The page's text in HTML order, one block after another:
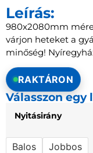
Leírás:
980x2080mm
várjon heteket a
minőség!
RAKTÁRON
Válasszon egy
Nyitásirány
Balos Jobbos